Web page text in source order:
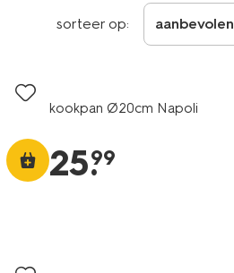
sorteer op: aanbevolen
kookpan Ø20cm Napoli
25.
99